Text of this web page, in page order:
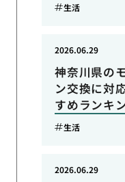
生活
神奈川県の
ン交換に対
すめランキ
2026.06.29
生活
2026.06.29